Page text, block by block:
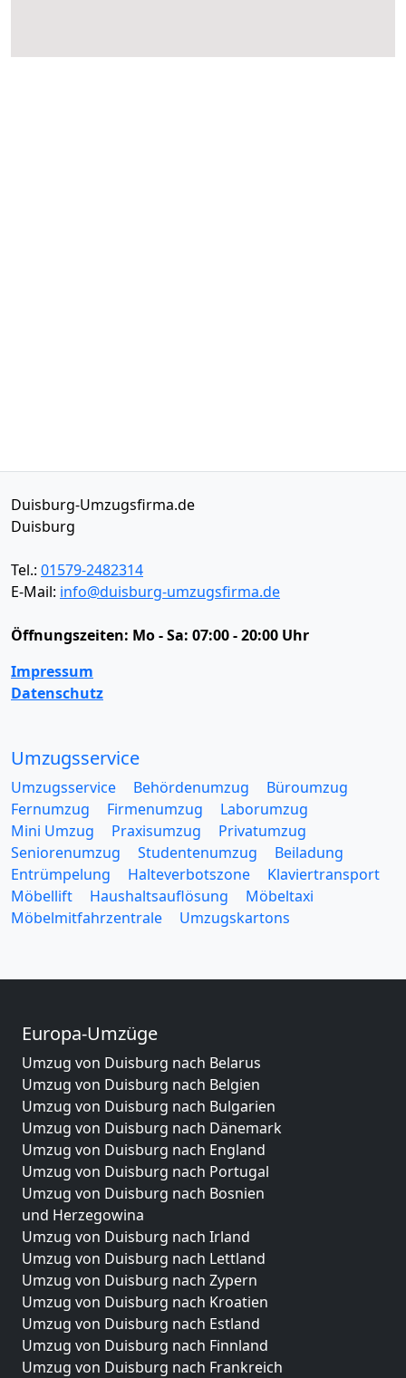
Duisburg-Umzugsfirma.de
Duisburg
Tel.: 01579-2482314
E-Mail: info@duisburg-umzugsfirma.de
Öffnungszeiten: Mo - Sa: 07:00 - 20:00 Uhr
Impressum
Datenschutz
Umzugsservice
Umzugsservice Behördenumzug
Büroumzug
Fernumzug
Firmenumzug
Laborumzug
Mini Umzug
Praxisumzug
Privatumzug
Seniorenumzug
Studentenumzug
Beiladung
Entrümpelung
Halteverbotszone
Klaviertransport
Möbellift
Haushaltsauflösung
Möbeltaxi
Möbelmitfahrzentrale
Umzugskartons
Europa-Umzüge
Umzug von Duisburg nach Belarus
Umzug von Duisburg nach Belgien
Umzug von Duisburg nach Bulgarien
Umzug von Duisburg nach Dänemark
Umzug von Duisburg nach England
Umzug von Duisburg nach Portugal
Umzug von Duisburg nach Bosnien
und Herzegowina
Umzug von Duisburg nach Irland
Umzug von Duisburg nach Lettland
Umzug von Duisburg nach Zypern
Umzug von Duisburg nach Kroatien
Umzug von Duisburg nach Estland
Umzug von Duisburg nach Finnland
Umzug von Duisburg nach Frankreich